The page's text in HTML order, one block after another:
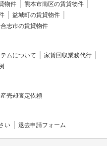
物件
熊本市南区の賃貸物件
益城町の賃貸物件
合志市の賃貸物件
ムについて
家賃回収業務代行
売却査定依頼
い 退去申請フォーム